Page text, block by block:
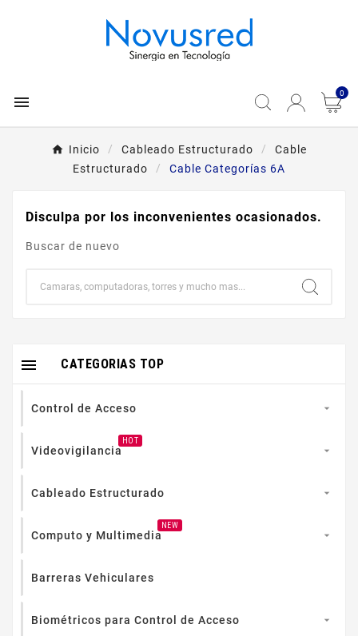
 0
Inicio Cableado Estructurado
Cable
Estructurado
Cable Categorías 6A
Disculpa por los inconvenientes ocasionados.
Buscar de nuevo
CATEGORIAS TOP

Control de Acceso 
Videovigilancia
HOT

Cableado Estructurado 
Computo y Multimedia
NEW

Barreras Vehiculares
Biométricos para Control de Acceso 